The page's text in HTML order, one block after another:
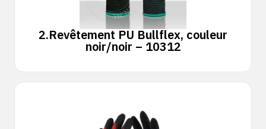
2.Revêtement PU Bullflex, couleur
noir/noir – 10312